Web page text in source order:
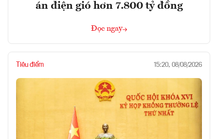
án điện gió hơn 7.800 tỷ đồng
Đọc ngay
Tiêu điểm 15:20, 08/08/2026